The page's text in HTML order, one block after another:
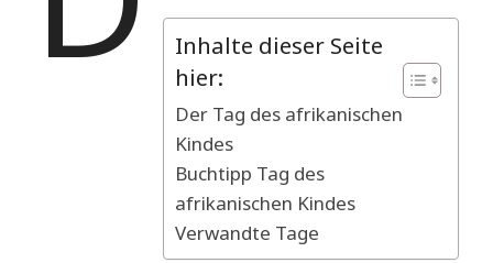
Inhalte dieser Seite
hier:
Der Tag des afrikanischen
Kindes
Buchtipp Tag des
afrikanischen Kindes
Verwandte Tage